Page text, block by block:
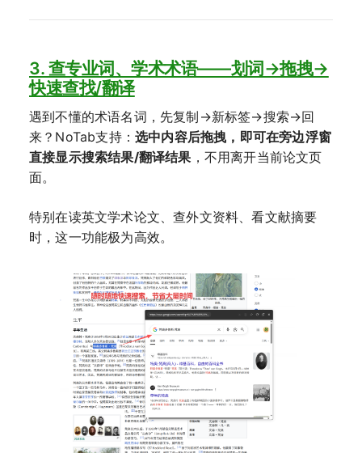
3. 查专业词、学术术语——划词→拖拽→
快速查找/翻译
遇到不懂的术语名词，先复制→新标签→搜索→回
来？NoTab支持： 选中内容后拖拽，即可在旁边浮窗
直接显示搜索结果/翻译结果 ，不用离开当前论文页
面。
特别在读英文学术论文、查外文资料、看文献摘要
时，这一功能极为高效。